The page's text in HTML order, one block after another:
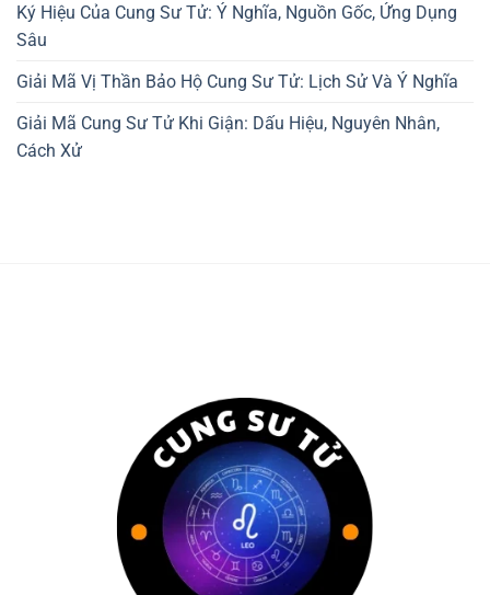
Ký Hiệu Của Cung Sư Tử: Ý Nghĩa, Nguồn Gốc, Ứng Dụng
Sâu
Giải Mã Vị Thần Bảo Hộ Cung Sư Tử: Lịch Sử Và Ý Nghĩa
Giải Mã Cung Sư Tử Khi Giận: Dấu Hiệu, Nguyên Nhân,
Cách Xử